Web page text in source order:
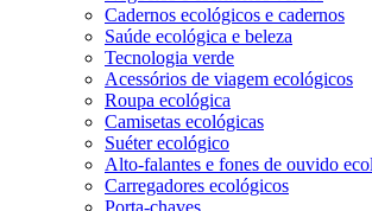
Cadernos ecológicos e cadernos
Saúde ecológica e beleza
Tecnologia verde
Acessórios de viagem ecológicos
Roupa ecológica
Camisetas ecológicas
Suéter ecológico
Alto-falantes e fones de ouvido
Carregadores ecológicos
Porta-chaves